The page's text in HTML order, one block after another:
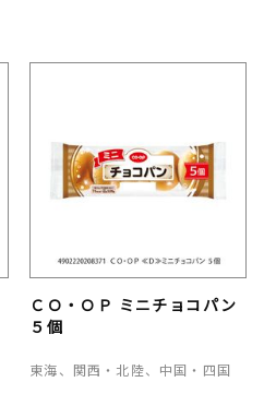
ＣＯ・ＯＰ ミニチョコパン
５個
東海、関西・北陸、中国・四国